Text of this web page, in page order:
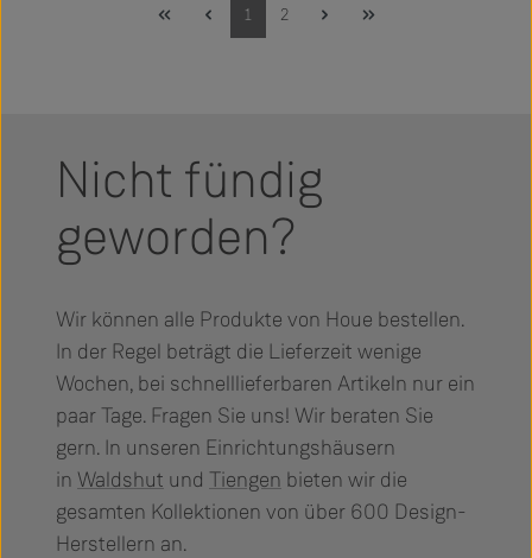
Seite
1 Seite
2
Nicht fündig
geworden?
Wir können alle Produkte von Houe bestellen.
In der Regel beträgt die Lieferzeit wenige
Wochen, bei schnelllieferbaren Artikeln nur ein
paar Tage. Fragen Sie uns! Wir beraten Sie
gern. In unseren Einrichtungshäusern
in Waldshut und Tiengen bieten wir die
gesamten Kollektionen von über 600 Design-
Herstellern an.